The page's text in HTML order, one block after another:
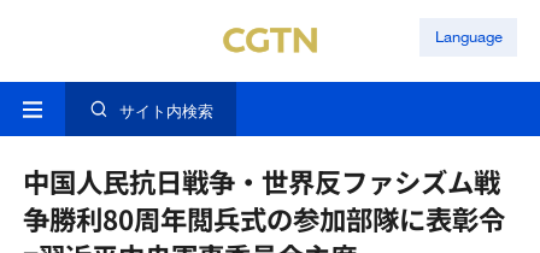
Language
サイト内検索
中国人民抗日戦争・世界反ファシズム戦
争勝利80周年閲兵式の参加部隊に表彰令